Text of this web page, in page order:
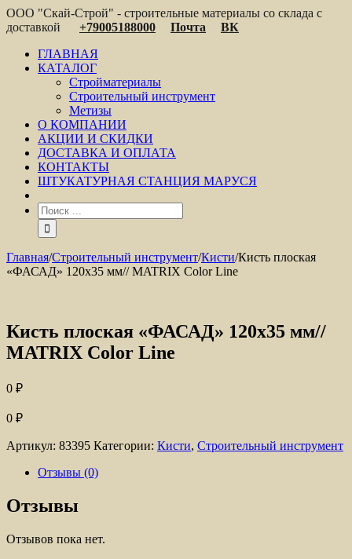
ООО "Скай-Строй" - строительные материалы со склада с
доставкой
+79005188000 Почта
ВК
ГЛАВНАЯ
КАТАЛОГ
Стройматериалы
Строительный инструмент
Метизы
О КОМПАНИИ
АКЦИИ И СКИДКИ
ДОСТАВКА И ОПЛАТА
КОНТАКТЫ
ШТУКАТУРНАЯ СТАНЦИЯ МАРУСЯ
Главная/Строительный инструмент/Кисти/Кисть плоская
«ФАСАД» 120х35 мм// MATRIX Color Line
Кисть плоская «ФАСАД» 120х35 мм//
MATRIX Color Line
0 ₽
0 ₽
Артикул: 83395 Категории: Кисти, Строительный инструмент
Отзывы (0)
Отзывы
Отзывов пока нет.